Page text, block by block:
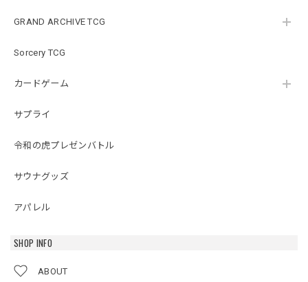
GRAND ARCHIVE TCG
Sorcery TCG
カードゲーム
サプライ
令和の虎プレゼンバトル
サウナグッズ
アパレル
SHOP INFO
ABOUT